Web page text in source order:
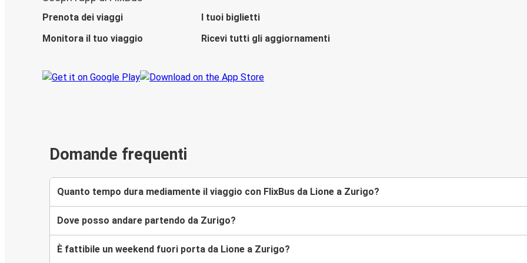
Prenota dei viaggi
I tuoi biglietti
Monitora il tuo viaggio
Ricevi tutti gli aggiornamenti
Domande frequenti
Quanto tempo dura mediamente il viaggio con FlixBus da Lione a Zurigo?
Dove posso andare partendo da Zurigo?
È fattibile un weekend fuori porta da Lione a Zurigo?